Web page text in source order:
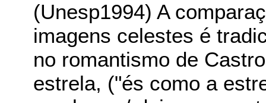
(Unesp1994) A
imagens celestes é
no romantismo de
estrela, ("és como a